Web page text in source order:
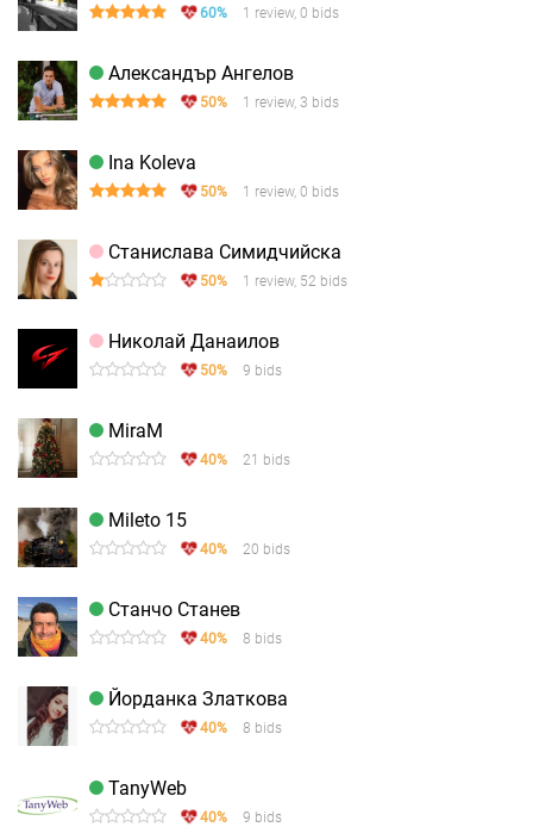
60% 1 review, 0 bids
Александър Ангелов
50% 1 review, 3 bids
Ina Koleva
50% 1 review, 0 bids
Станислава Симидчийска
50% 1 review, 52 bids
Николай Данаилов
50% 9 bids
MiraM
40% 21 bids
Mileto 15
40% 20 bids
Станчо Станев
40% 8 bids
Йорданка Златкова
40% 8 bids
TanyWeb
40% 9 bids